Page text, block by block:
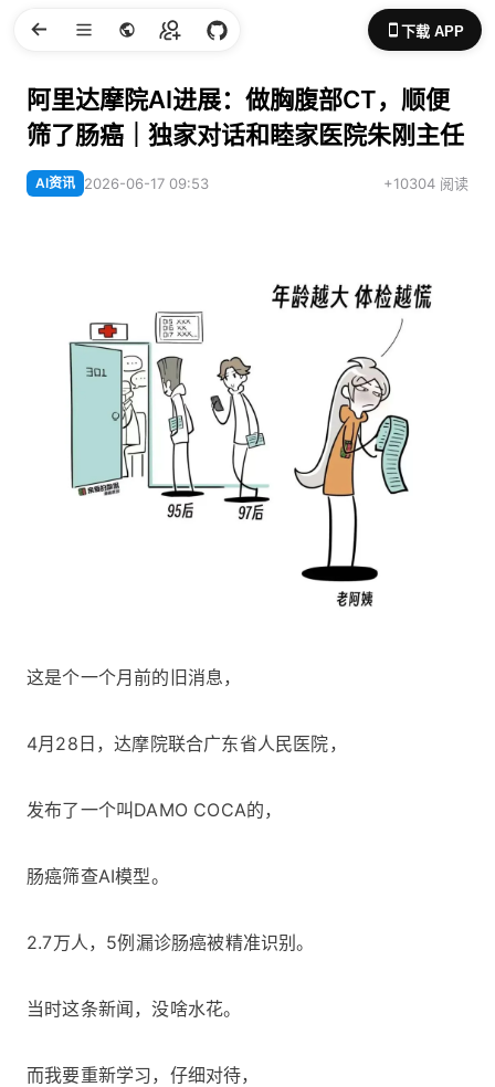
下载 APP
阿里达摩院AI进展：做胸腹部CT，顺便
筛了肠癌｜独家对话和睦家医院朱刚主任
AI资讯 2026-06-17 09:53 +10304 阅读
这是个一个月前的旧消息，
4月28日，达摩院联合广东省人民医院，
发布了一个叫DAMO COCA的，
肠癌筛查AI模型。
2.7万人，5例漏诊肠癌被精准识别。
当时这条新闻，没啥水花。
而我要重新学习，仔细对待，